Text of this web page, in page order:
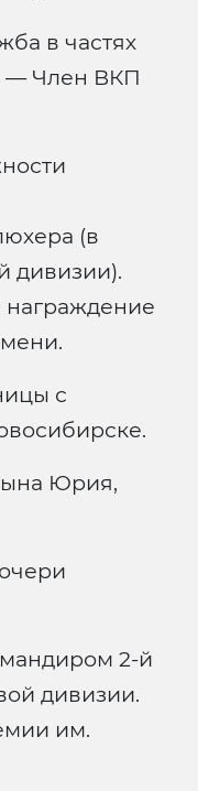
в частях
— Член ВКП
(в
дивизии).
с
Юрия,
2-й
дивизии.
им.